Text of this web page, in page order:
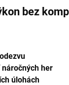
bez
her
úlohách